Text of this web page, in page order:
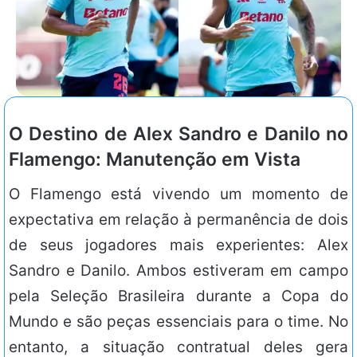
O Destino de Alex Sandro e Danilo no
Flamengo: Manutenção em Vista
O Flamengo está vivendo um momento de
expectativa em relação à permanência de dois
de seus jogadores mais experientes: Alex
Sandro e Danilo. Ambos estiveram em campo
pela Seleção Brasileira durante a Copa do
Mundo e são peças essenciais para o time. No
entanto, a situação contratual deles gera